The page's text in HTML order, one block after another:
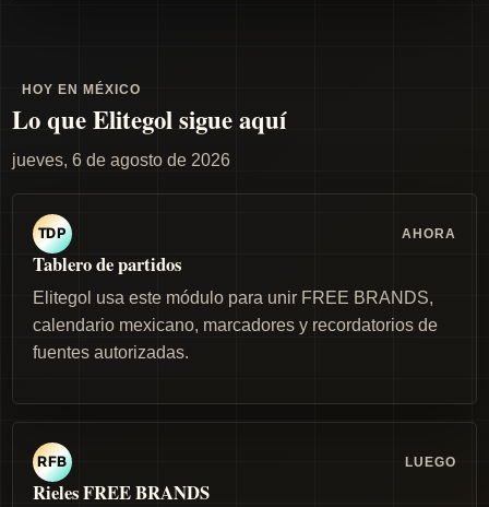
HOY EN MÉXICO
Lo que Elitegol sigue aquí
jueves, 6 de agosto de 2026
TDP AHORA
Tablero de partidos
Elitegol usa este módulo para unir FREE BRANDS,
calendario mexicano, marcadores y recordatorios de
fuentes autorizadas.
RFB LUEGO
Rieles FREE BRANDS